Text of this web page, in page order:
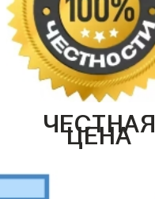
ЧЕСТНАЯ
ЦЕНА